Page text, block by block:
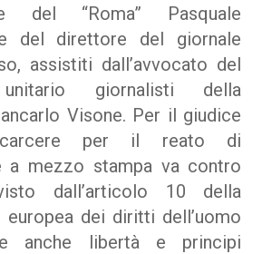
del “Roma” Pasquale
del direttore del giornale
assistiti dall’avvocato del
unitario giornalisti della
Visone. Per il giudice
per il reato di
a mezzo stampa va contro
dall’articolo 10 della
europea dei diritti dell’uomo
anche libertà e principi